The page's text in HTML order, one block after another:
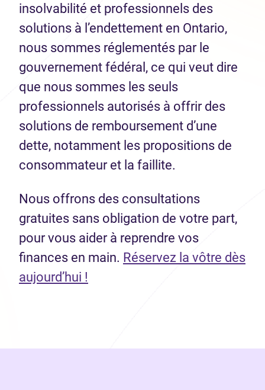
insolvabilité et professionnels des
solutions à l’endettement en Ontario,
nous sommes réglementés par le
gouvernement fédéral, ce qui veut dire
que nous sommes les seuls
professionnels autorisés à offrir des
solutions de remboursement d’une
dette, notamment les propositions de
consommateur et la faillite.
Nous offrons des consultations
gratuites sans obligation de votre part,
pour vous aider à reprendre vos
finances en main. Réservez la vôtre dès
aujourd’hui !